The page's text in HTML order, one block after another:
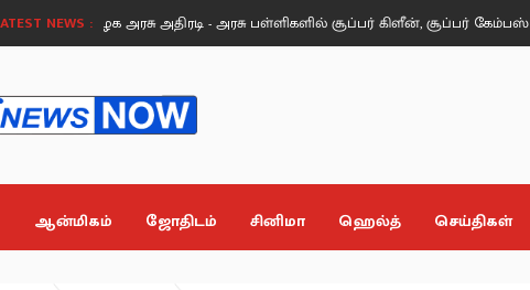
NEWS :
தமிழக அரசு அதிரடி - அரசு பள்ளிகளில் சூப்பர் கிளீன், சூப்பர் கேம்பஸ் திட்டம்!.
ஆன்மிகம் ஜோதிடம் சினிமா ஹெல்த் செய்திகள்